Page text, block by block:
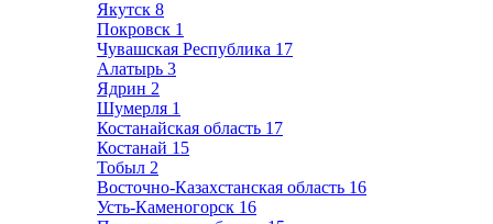
Якутск 8
Покровск 1
Чувашская Республика 17
Алатырь 3
Ядрин 2
Шумерля 1
Костанайская область 17
Костанай 15
Тобыл 2
Восточно-Казахстанская область 16
Усть-Каменогорск 16